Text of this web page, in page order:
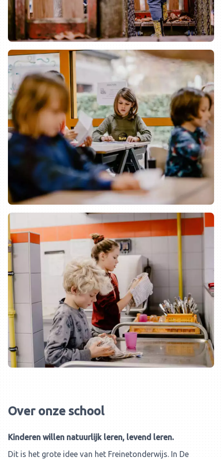
Over onze school
Kinderen willen natuurlijk leren, levend leren.
Dit is het grote idee van het Freinetonderwijs. In De